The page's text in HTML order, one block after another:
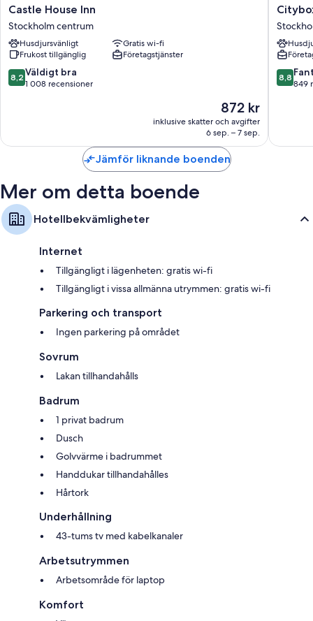
Castle
House
Inn
Stockholm
centrum
Castle House Inn
Stockholm centrum
Husdjursvänligt
Gratis wi-fi
Frukost tillgänglig
Företagstjänster
8.2
av
8,2 Väldigt bra
1 008 recensioner
Priset
är
872 kr
872 kr
inklusive skatter och avgifter
6 sep. – 7 sep.
Citybox
centrum
8.8
av
8,8
849
Jämför liknande boenden
Mer om detta boende
Hotellbekvämligheter
Internet
Tillgängligt i lägenheten: gratis wi-fi
Tillgängligt i vissa allmänna utrymmen: gratis wi-fi
Parkering och transport
Ingen parkering på området
Sovrum
Lakan tillhandahålls
Badrum
1 privat badrum
Dusch
Golvvärme i badrummet
Handdukar tillhandahålles
Hårtork
Underhållning
43-tums tv med kabelkanaler
Arbetsutrymmen
Arbetsområde för laptop
Komfort